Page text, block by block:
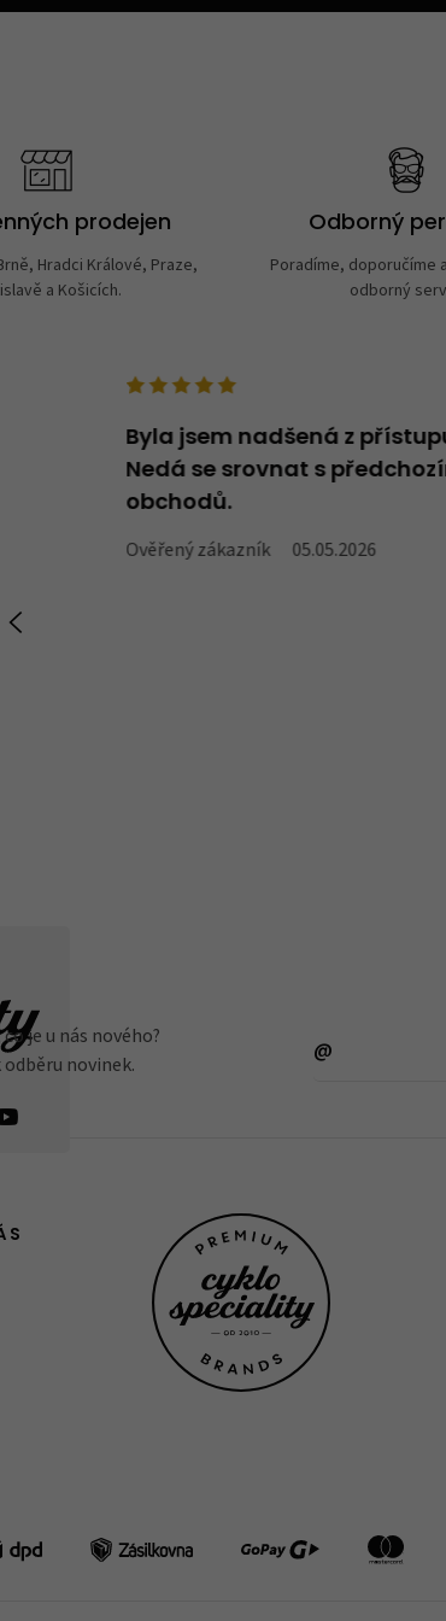
prodejen
Hradci Králové, Praze,
a Košicích.
Odborný
Poradíme, doporučíme
odborný
Byla jsem nadšená z
Nedá se srovnat s
obchodů.
Ověřený zákazník 05.05.2026
je u nás nového?
novinek.